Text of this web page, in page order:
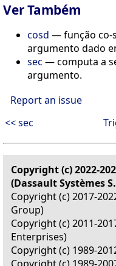
Ver Também
cosd — função co-
argumento dado
sec — computa a
argumento.
Report an issue
<< sec
Copyright (c) 2022-
(Dassault Systèmes
Copyright (c) 2017-
Group)
Copyright (c) 2011-
Enterprises)
Copyright (c) 1989-